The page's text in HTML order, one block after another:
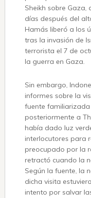
Sheikh sobre Gaza,
días después del
Hamás liberó a los
tras la invasión de
terrorista el 7 de
la guerra en Gaza.
Sin embargo,
informes sobre la
fuente
posteriormente a
había dado luz
interlocutores para
preocupado por la
retractó cuando la
Según la fuente, la
dicha visita
intento por salvar